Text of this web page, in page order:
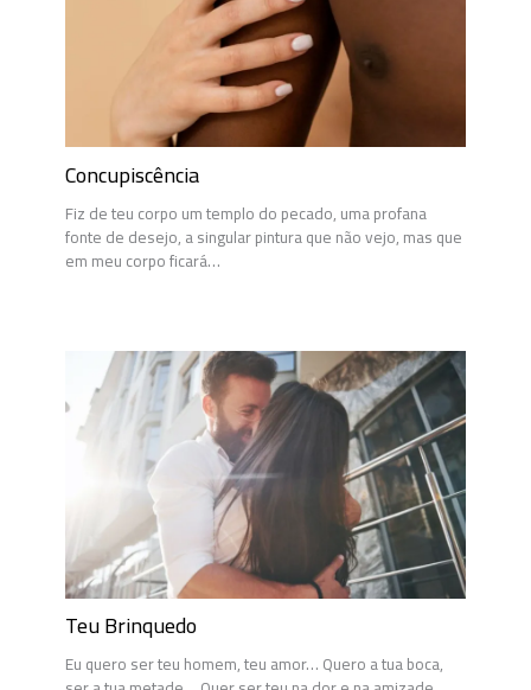
Concupiscência
Fiz de teu corpo um templo do pecado, uma profana
fonte de desejo, a singular pintura que não vejo, mas que
em meu corpo ficará…
Teu Brinquedo
Eu quero ser teu homem, teu amor… Quero a tua boca,